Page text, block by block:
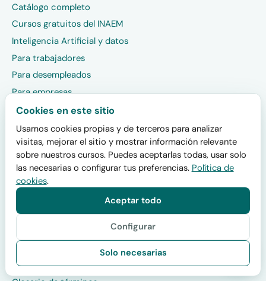
Catálogo completo
Cursos gratuitos del INAEM
Inteligencia Artificial y datos
Para trabajadores
Para desempleados
Para empresas
Certificados de profesionalidad
Oposiciones Ayto Zaragoza
Alquiler de aulas
Cómo funciona
Qué estudiar para encontrar trabajo
Preguntas frecuentes
Calculadora de becas y ayudas
Diferencias trabajadores vs desempleados
Cómo inscribirse paso a paso
Cookies en este sitio
Usamos cookies propias y de terceros para analizar
visitas, mejorar el sitio y mostrar información relevante
sobre nuestros cursos. Puedes aceptarlas todas, usar solo
las necesarias o configurar tus preferencias. Política de
cookies.
Solo necesarias
Configurar
Aceptar todo